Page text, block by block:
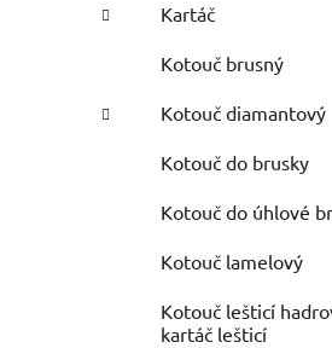
Kartáč
Kotouč brusný
Kotouč diamantový
Kotouč do brusky
Kotouč do úhlové
Kotouč lamelový
Kotouč lešticí
kartáč lešticí